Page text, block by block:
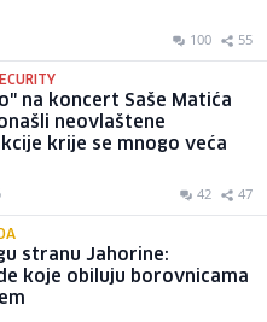
100 55
na koncert Saše Matića
neovlaštene
krije se mnogo veća
42 47
stranu Jahorine:
koje obiluju borovnicama